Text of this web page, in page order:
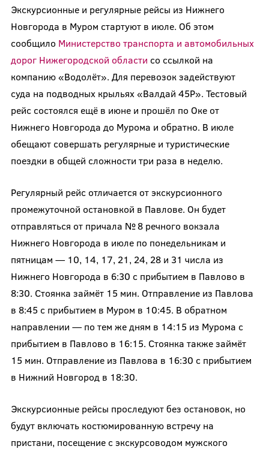
Экскурсионные и регулярные рейсы из Нижнего
Новгорода в Муром стартуют в июле. Об этом
сообщило Министерство транспорта и автомобильных
дорог Нижегородской области со ссылкой на
компанию «Водолёт». Для перевозок задействуют
суда на подводных крыльях «Валдай 45Р». Тестовый
рейс состоялся ещё в июне и прошёл по Оке от
Нижнего Новгорода до Мурома и обратно. В июле
обещают совершать регулярные и туристические
поездки в общей сложности три раза в неделю.
Регулярный рейс отличается от экскурсионного
промежуточной остановкой в Павлове. Он будет
отправляться от причала № 8 речного вокзала
Нижнего Новгорода в июле по понедельникам и
пятницам — 10, 14, 17, 21, 24, 28 и 31 числа из
Нижнего Новгорода в 6:30 с прибытием в Павлово в
8:30. Стоянка займёт 15 мин. Отправление из Павлова
в 8:45 с прибытием в Муром в 10:45. В обратном
направлении — по тем же дням в 14:15 из Мурома с
прибытием в Павлово в 16:15. Стоянка также займёт
15 мин. Отправление из Павлова в 16:30 с прибытием
в Нижний Новгород в 18:30.
Экскурсионные рейсы проследуют без остановок, но
будут включать костюмированную встречу на
пристани, посещение с экскурсоводом мужского